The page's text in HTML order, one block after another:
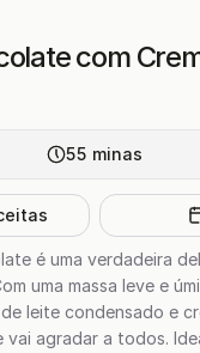
com
55 minas
é uma verdadeira
uma massa leve e
leite condensado e
vai agradar a todos.